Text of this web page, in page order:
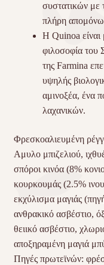
συστατικών με
πλήρη
Η Quinoa είναι
φιλοσοφία του
της Farmina
υψηλής
αμινοξέα, ένα
λαχανικών.
Φρεσκοαλιευμένη
Αμυλο μπιζελιού,
σπόροι κινόα (8%
κουρκουμάς (2.5%
εκχύλισμα μαγιάς
ανθρακικό ασβέστιο,
θειικό ασβέστιο,
αποξηραμένη μαγιά
Πηγές πρωτεϊνών: